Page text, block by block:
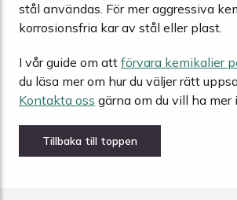
stål användas. För mer aggressiva
korrosionsfria kar av stål eller plast.
I vår guide om att förvara kemikalier
du läsa mer om hur du väljer rätt
Kontakta oss gärna om du vill ha mer